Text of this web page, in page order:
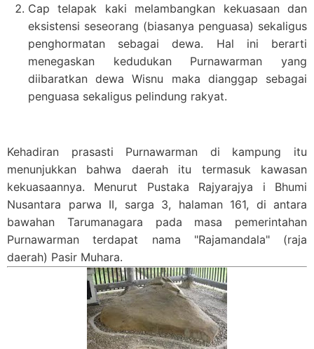
Cap telapak kaki melambangkan kekuasaan dan
eksistensi seseorang (biasanya penguasa) sekaligus
penghormatan sebagai dewa. Hal ini berarti
menegaskan kedudukan Purnawarman yang
diibaratkan dewa Wisnu maka dianggap sebagai
penguasa sekaligus pelindung rakyat.
Kehadiran prasasti Purnawarman di kampung itu
menunjukkan bahwa daerah itu termasuk kawasan
kekuasaannya. Menurut Pustaka Rajyarajya i Bhumi
Nusantara parwa II, sarga 3, halaman 161, di antara
bawahan Tarumanagara pada masa pemerintahan
Purnawarman terdapat nama "Rajamandala" (raja
daerah) Pasir Muhara.